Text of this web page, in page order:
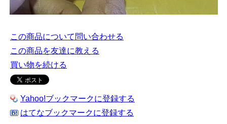
この商品について問い合わせる
この商品を友達に教える
買い物を続ける
Yahoo!ブックマークに登録する
はてなブックマークに登録する